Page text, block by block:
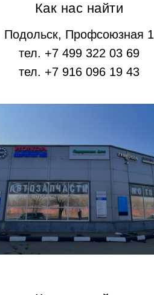
Как нас найти
Подольск, Профсоюзная 1
тел. +7 499 322 03 69
тел. +7 916 096 19 43